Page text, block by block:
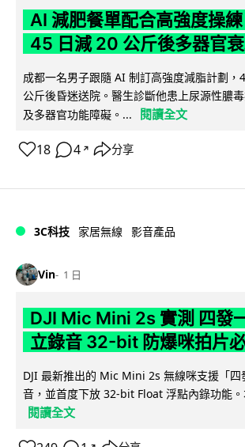
AI 減肥餐單配合高強度操
45 日減 20 公斤後多器官
成都一名男子跟隨 AI 制訂高強度減脂計劃，
公斤後昏迷送院。醫生診斷他患上尿源性膿
及多器官功能障礙。...
閱讀全文
18 4 ↗ 分享
3C科技 家居無線 影音產品
Vin 1 日
DJI Mic Mini 2s 實測 四發
立錄音 32-bit 防爆咪拍片
DJI 最新推出的 Mic Mini 2s 無線咪支援「四
音，並首度下放 32-bit Float 浮點內錄功能
閱讀全文